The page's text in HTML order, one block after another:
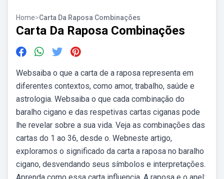
Home>Carta Da Raposa Combinações
Carta Da Raposa Combinações
Websaiba o que a carta de a raposa representa em
diferentes contextos, como amor, trabalho, saúde e
astrologia. Websaiba o que cada combinação do
baralho cigano e das respetivas cartas ciganas pode
lhe revelar sobre a sua vida. Veja as combinações das
cartas do 1 ao 36, desde o. Webneste artigo,
exploramos o significado da carta a raposa no baralho
cigano, desvendando seus símbolos e interpretações.